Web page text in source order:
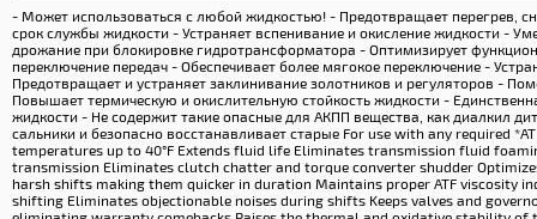
- Может использоваться с любой жидкостью! - Предотвращает перегрев,
срок службы жидкости - Устраняет вспенивание и окисление жидкости -
дрожание при блокировке гидротрансформатора - Оптимизирует
переключение передач - Обеспечивает более мягокое переключение -
Предотвращает и устраняет заклинивание золотников и регуляторов -
Повышает термическую и окислительную стойкость жидкости -
жидкости - Не содержит такие опасные для АКПП вещества, как диалкил
сальники и безопасно восстанавливает старые For use with any required
temperatures up to 40°F Extends fluid life Eliminates transmission fluid
transmission Eliminates clutch chatter and torque converter shudder
harsh shifts making them quicker in duration Maintains proper ATF viscosity
shifting Eliminates objectionable noises during shifts Keeps valves and